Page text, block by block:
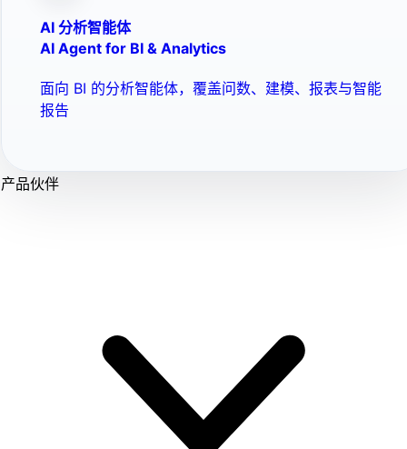
AI 分析智能体
AI Agent for BI & Analytics
面向 BI 的分析智能体，覆盖问数、建模、报表与智能
报告
产品伙伴